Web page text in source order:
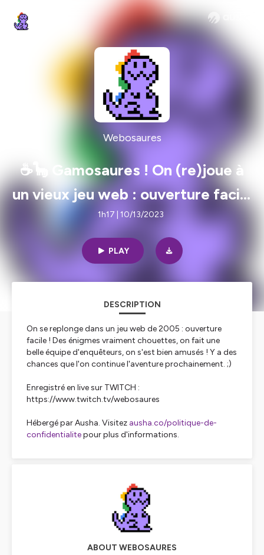
Webosaures
☕🦕 Gamosaures ! On (re)joue à
un vieux jeu web : ouverture facile
🤐
1h17 | 10/13/2023
PLAY
DESCRIPTION
On se replonge dans un jeu web de 2005 : ouverture
facile ! Des énigmes vraiment chouettes, on fait une
belle équipe d'enquêteurs, on s'est bien amusés ! Y a des
chances que l'on continue l'aventure prochainement. ;)
Enregistré en live sur TWITCH :
https://www.twitch.tv/webosaures
Hébergé par Ausha. Visitez ausha.co/politique-de-
confidentialitepour plus d'informations.
ABOUT WEBOSAURES